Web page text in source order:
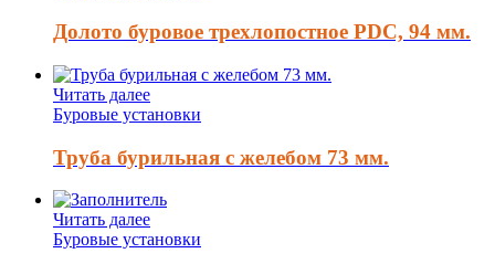
Долото буровое трехлопостное PDC, 94 мм.
Читать далее
Буровые установки
Труба бурильная с желебом 73 мм.
Читать далее
Буровые установки